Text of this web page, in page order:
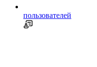
пользователей